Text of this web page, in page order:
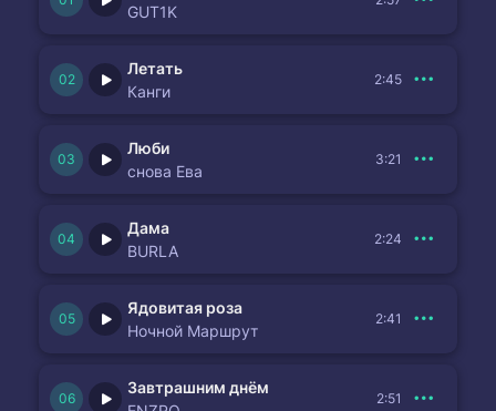
GUT1K
Летать
Канги
2:45
Люби
снова Ева
3:21
Дама
BURLA
2:24
Ядовитая роза
Ночной Маршрут
2:41
Завтрашним днём
2:51